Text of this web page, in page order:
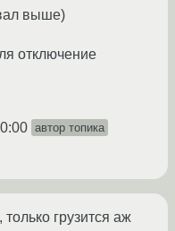
выше)
отключение
автор топика
грузится аж